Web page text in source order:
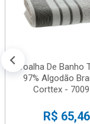
Toalha De Banho
97% Algodão
Corttex -
R$ 65,46